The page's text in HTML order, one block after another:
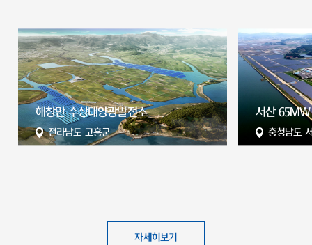
자세히보기
서산 65MW 태양광 발전소
충청남도 서산시
현대자동차
울산광역